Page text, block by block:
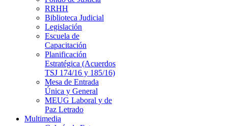
RRHH
Biblioteca Judicial
Legislación
Escuela de
Capacitación
Planificación
Estratégica (Acuerdos
TSJ 174/16 y 185/16)
Mesa de Entrada
Única y General
MEUG Laboral y de
Paz Letrado
Multimedia